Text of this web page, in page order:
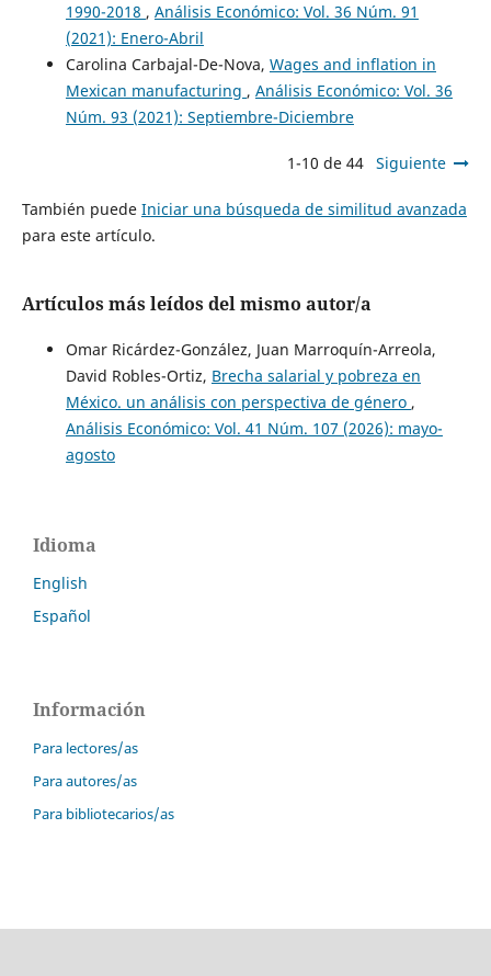
1990-2018 , Análisis Económico: Vol. 36 Núm. 91
(2021): Enero-Abril
Carolina Carbajal-De-Nova, Wages and inflation in
Mexican manufacturing , Análisis Económico: Vol. 36
Núm. 93 (2021): Septiembre-Diciembre
1-10 de 44 Siguiente
También puede Iniciar una búsqueda de similitud avanzada
para este artículo.
Artículos más leídos del mismo autor/a
Omar Ricárdez-González, Juan Marroquín-Arreola,
David Robles-Ortiz, Brecha salarial y pobreza en
México. un análisis con perspectiva de género ,
Análisis Económico: Vol. 41 Núm. 107 (2026): mayo-
agosto
Idioma
English
Español
Información
Para lectores/as
Para autores/as
Para bibliotecarios/as